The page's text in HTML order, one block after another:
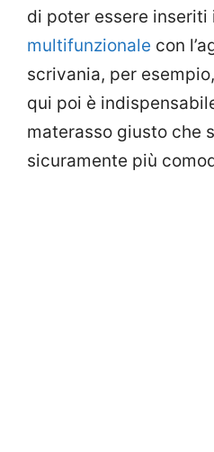
di poter essere inseriti
multifunzionale con
scrivania, per
qui poi è
materasso giusto che
sicuramente più